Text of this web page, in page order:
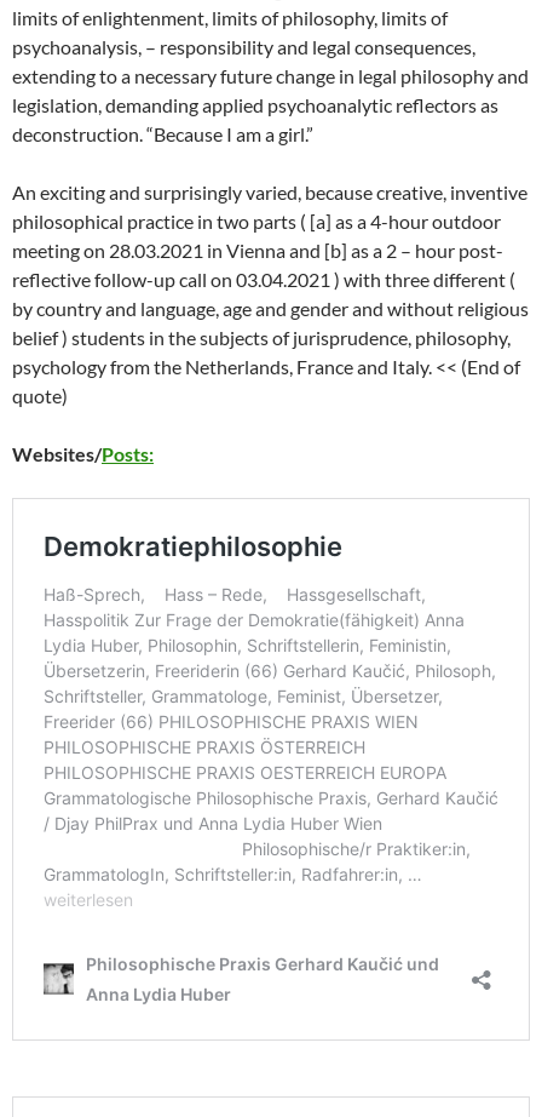
limits of enlightenment, limits of philosophy, limits of
psychoanalysis, – responsibility and legal consequences,
extending to a necessary future change in legal philosophy and
legislation, demanding applied psychoanalytic reflectors as
deconstruction. “Because I am a girl.”
An exciting and surprisingly varied, because creative, inventive
philosophical practice in two parts ( [a] as a 4-hour outdoor
meeting on 28.03.2021 in Vienna and [b] as a 2 – hour post-
reflective follow-up call on 03.04.2021 ) with three different (
by country and language, age and gender and without religious
belief ) students in the subjects of jurisprudence, philosophy,
psychology from the Netherlands, France and Italy. << (End of
quote)
Websites/Posts: